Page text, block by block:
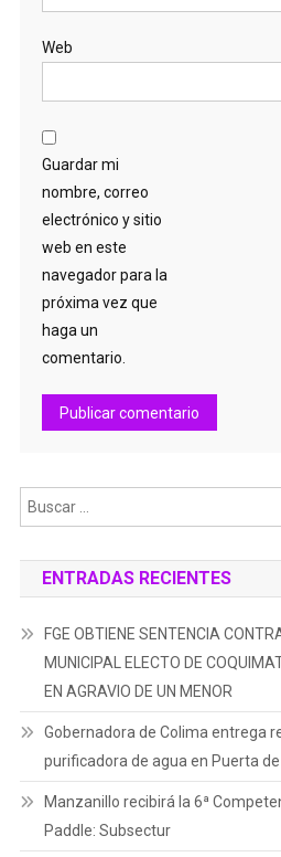
Web
Guardar mi
nombre, correo
electrónico y sitio
web en este
navegador para la
próxima vez que
haga un
comentario.
ENTRADAS RECIENTES
FGE OBTIENE SENTENCIA
MUNICIPAL ELECTO DE
EN AGRAVIO DE UN MENOR
Gobernadora de Colima entrega
purificadora de agua en Puerta
Manzanillo recibirá la 6ª
Paddle: Subsectur